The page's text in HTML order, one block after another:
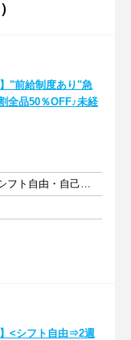
"前給制度あり"急
全品50％OFF♪未経
週2日以上 1日4時間以上 シフト自由・自己申告
】<シフト自由⇒2週